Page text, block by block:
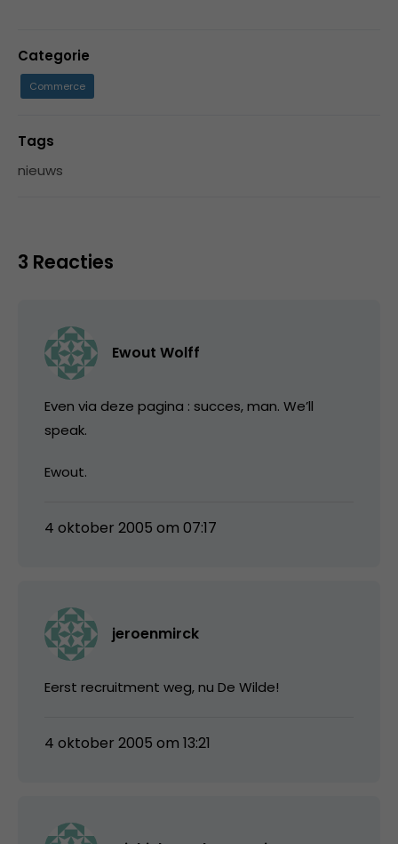
Categorie
Commerce
Tags
nieuws
3 Reacties
Ewout Wolff
Even via deze pagina : succes, man. We’ll
speak.
Ewout.
4 oktober 2005 om 07:17
jeroenmirck
Eerst recruitment weg, nu De Wilde!
4 oktober 2005 om 13:21